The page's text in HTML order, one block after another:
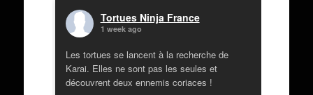
Tortues Ninja France
1 week ago
Les tortues se lancent à la recherche de
Karai. Elles ne sont pas les seules et
découvrent deux ennemis coriaces !